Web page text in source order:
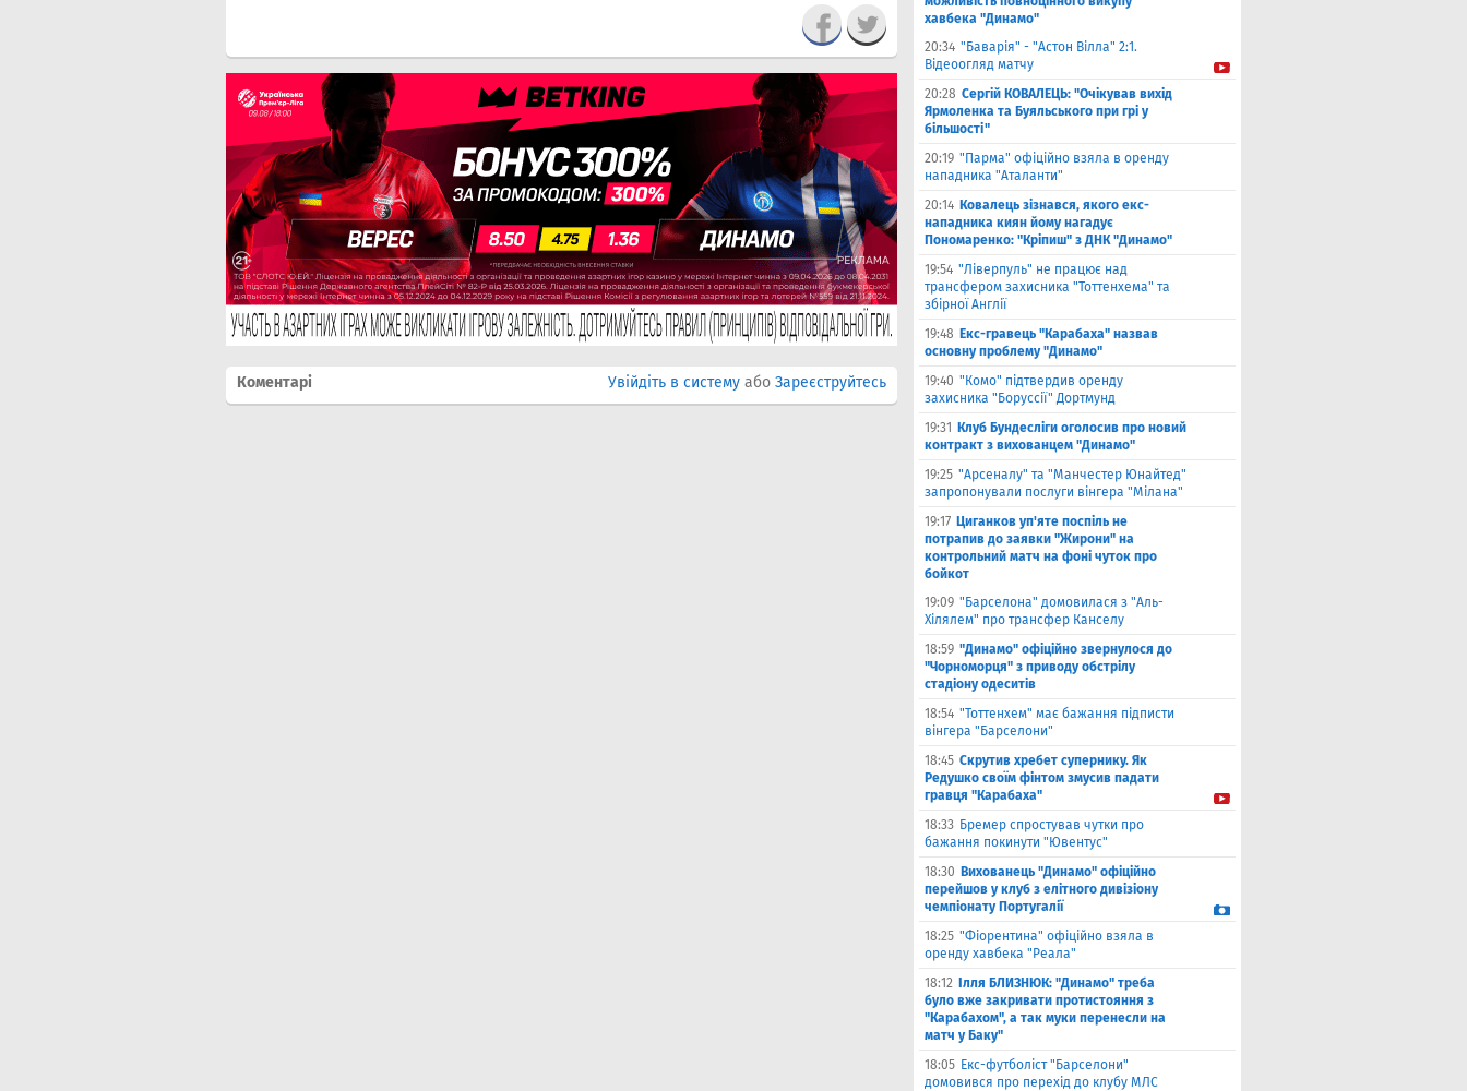
Коментарі Увійдіть в систему або Зареєструйтесь
хавбека "Динамо"
20:34 "Баварія" - "Астон Вілла" 2:1.
Відеоогляд матчу
20:28 Сергій КОВАЛЕЦЬ: "Очікував вихід
Ярмоленка та Буяльського при грі у
більшості"
20:19 "Парма" офіційно взяла в оренду
нападника "Аталанти"
20:14 Ковалець зізнався, якого екс-
нападника киян йому нагадує
Пономаренко: "Кріпиш" з ДНК "Динамо"
19:54 "Ліверпуль" не працює над
трансфером захисника "Тоттенхема" та
збірної Англії
19:48 Екс-гравець "Карабаха" назвав
основну проблему "Динамо"
19:40 "Комо" підтвердив оренду
захисника "Боруссії" Дортмунд
19:31
Клуб Бундесліги оголосив про новий
контракт з вихованцем "Динамо"
19:25 "Арсеналу" та "Манчестер Юнайтед"
запропонували послуги вінгера "Мілана"
19:17 Циганков уп'яте поспіль не
потрапив до заявки "Жирони" на
контрольний матч на фоні чуток про
бойкот
19:09 "Барселона" домовилася з "Аль-
Хілялем" про трансфер Канселу
18:59 "Динамо" офіційно звернулося до
"Чорноморця" з приводу обстрілу
стадіону одеситів
18:54 "Тоттенхем" має бажання підписти
вінгера "Барселони"
18:45 Скрутив хребет супернику. Як
Редушко своїм фінтом змусив падати
гравця "Карабаха"
18:33 Бремер спростував чутки про
бажання покинути "Ювентус"
18:30 Вихованець "Динамо" офіційно
перейшов у клуб з елітного дивізіону
чемпіонату Португалії
18:25 "Фіорентина" офіційно взяла в
оренду хавбека "Реала"
18:12
Ілля БЛИЗНЮК: "Динамо" треба
було вже закривати протистояння з
"Карабахом", а так муки перенесли на
матч у Баку"
18:05 Екс-футболіст "Барселони"
домовився про перехід до клубу МЛС